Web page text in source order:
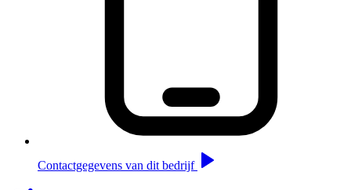
Contactgegevens van dit bedrijf